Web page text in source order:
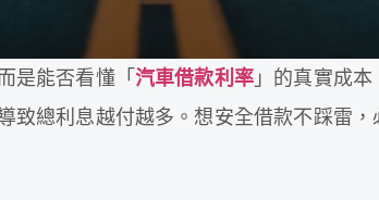
是能否看懂「 汽車借款利率 」的真實成
總利息越付越多。想安全借款不踩雷